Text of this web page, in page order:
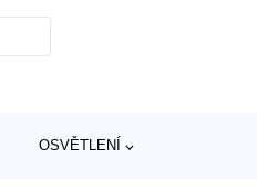
OSVĚTLENÍ